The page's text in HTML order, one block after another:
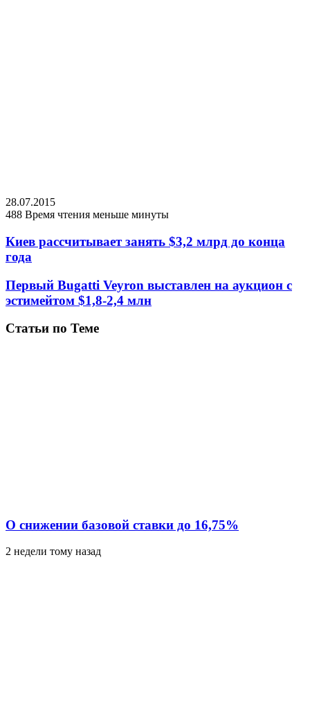
28.07.2015
488 Время чтения меньше минуты
Киев рассчитывает занять $3,2 млрд до конца
года
Первый Bugatti Veyron выставлен на аукцион с
эстимейтом $1,8-2,4 млн
Статьи по Теме
О снижении базовой ставки до 16,75%
2 недели тому назад